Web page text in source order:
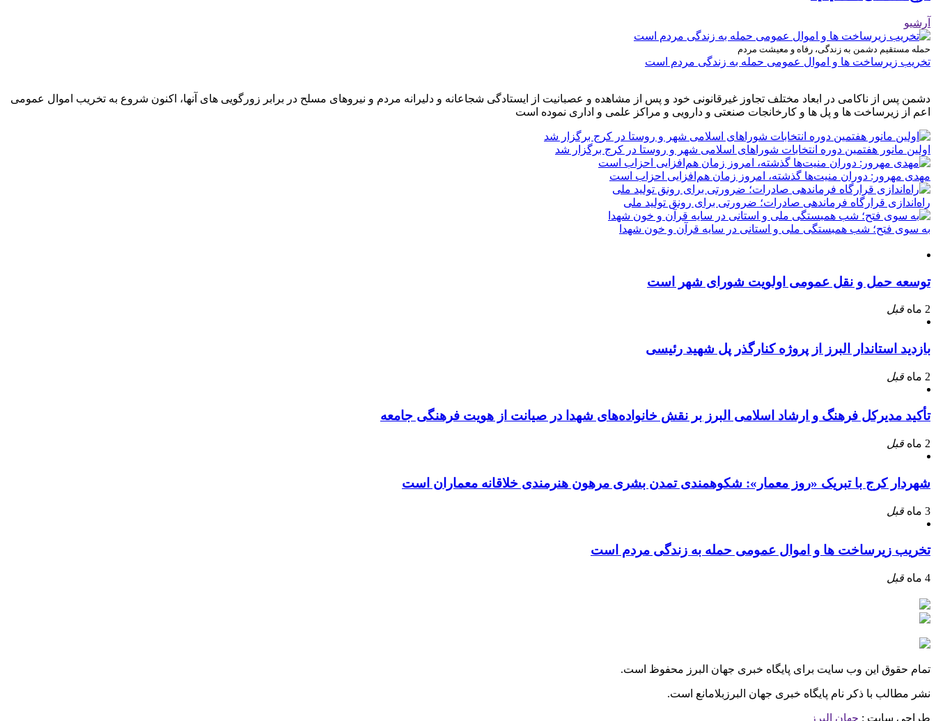
آرشیو
حمله مستقیم دشمن به زندگی، رفاه و معیشت مردم
تخریب زیرساخت ها و اموال عمومی حمله به زندگی مردم است
دشمن پس از ناکامی در ابعاد مختلف تجاوز غیرقانونی خود و پس از مشاهده و عصبانیت از ایستادگی شجاعانه و دلیرانه مردم و نیروهای مسلح در برابر زورگویی های آنها، اکنون شروع به تخریب اموال عمومی
اعم از زیرساخت ها و پل ها و کارخانجات صنعتی و دارویی و مراکز علمی و اداری نموده است
اولین مانور هفتمین دوره انتخابات شوراهای اسلامی شهر و روستا در کرج برگزار شد
مهدی مهرور: دوران منیت‌ها گذشته، امروز زمان هم‌افزایی احزاب است
راه‌اندازی قرارگاه فرماندهی صادرات؛ ضرورتی برای رونق تولید ملی
به سوی فتح؛ شب همبستگی ملی و استانی در سایه قرآن و خون شهدا
توسعه حمل و نقل عمومی اولویت شورای شهر است
2 ماه قبل
بازدید استاندار البرز از پروژه کنارگذر پل شهید رئیسی
2 ماه قبل
تأکید مدیرکل فرهنگ و ارشاد اسلامی البرز بر نقش خانواده‌های شهدا در صیانت از هویت فرهنگی جامعه
2 ماه قبل
شهردار کرج با تبریک «روز معمار»: شکوهمندی تمدن بشری مرهون هنرمندی خلاقانه معماران است
3 ماه قبل
تخریب زیرساخت ها و اموال عمومی حمله به زندگی مردم است
4 ماه قبل
تمام حقوق این وب سایت برای پایگاه خبری جهان البرز محفوظ است.
نشر مطالب با ذکر نام پایگاه خبری جهان البرزبلامانع است.
طراحی سایت : جهان البرز